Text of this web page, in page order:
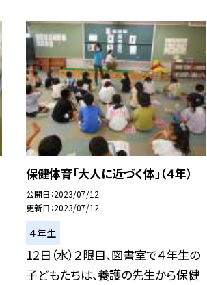
保健体育「大人に近づく体」（４年）
公開日 2023/07/12
更新日 2023/07/12
４年生
12日（水）２限目、図書室で４年生の
子どもたちは、養護の先生から保健